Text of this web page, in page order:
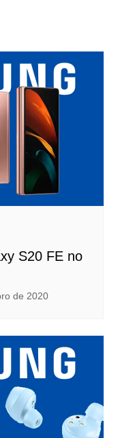
S20 FE no
de 2020